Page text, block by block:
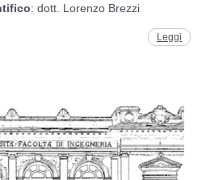
: dott. Lorenzo Brezzi
Leggi